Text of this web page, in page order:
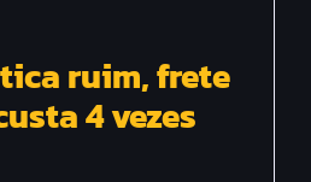
ruim, frete
4 vezes